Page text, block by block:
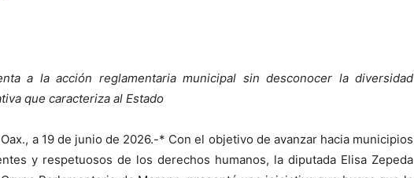
a la acción reglamentaria municipal sin desconocer la diversidad
que caracteriza al Estado
a 19 de junio de 2026.-* Con el objetivo de avanzar hacia municipios
y respetuosos de los derechos humanos, la diputada Elisa Zepeda